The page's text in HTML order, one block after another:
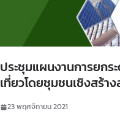
ประชุมแผนงานการยก
เที่ยวโดยชุมชนเชิงสร้
บนฐานอัตลักษณ์ท้องถิ่น
23 พฤศจิกายน 2021